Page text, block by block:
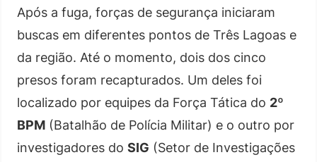
Após a fuga, forças de segurança iniciaram
buscas em diferentes pontos de Três Lagoas e
da região. Até o momento, dois dos cinco
presos foram recapturados. Um deles foi
localizado por equipes da Força Tática do 2º
BPM (Batalhão de Polícia Militar) e o outro por
investigadores do SIG (Setor de Investigações